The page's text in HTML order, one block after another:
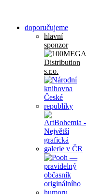
doporučujeme
hlavní
sponzor